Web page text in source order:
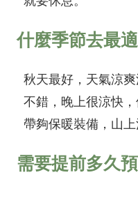
什麼季節去最
秋天最好，天氣涼
不錯，晚上很涼快
帶夠保暖裝備，山
需要提前多久